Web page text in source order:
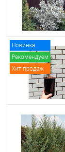
Новинка
Рекомендуем
Хит продаж